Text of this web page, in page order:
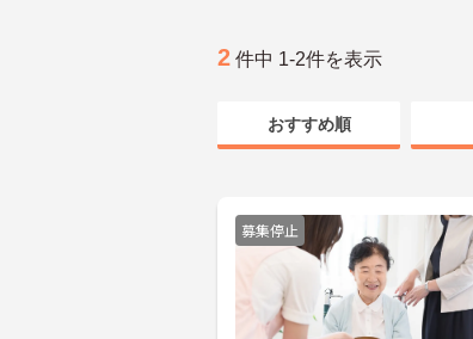
2 件中 1-2件を表示
おすすめ順
募集停止